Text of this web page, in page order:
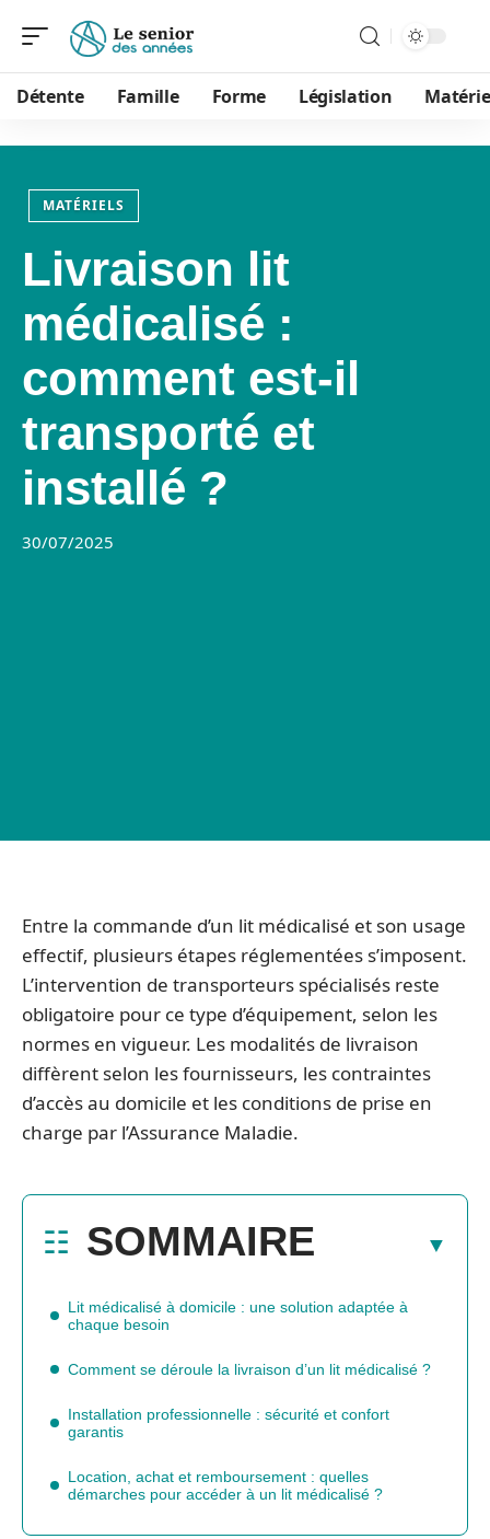
Détente Famille Forme Législation
MATÉRIELS
Livraison lit
médicalisé :
comment est-il
transporté et
installé ?
30/07/2025
Entre la commande d’un lit médicalisé et son usage
effectif, plusieurs étapes réglementées s’imposent.
L’intervention de transporteurs spécialisés reste
obligatoire pour ce type d’équipement, selon les
normes en vigueur. Les modalités de livraison
diffèrent selon les fournisseurs, les contraintes
d’accès au domicile et les conditions de prise en
charge par l’Assurance Maladie.
SOMMAIRE
Lit médicalisé à domicile : une solution adaptée à
chaque besoin
Comment se déroule la livraison d’un lit médicalisé ?
Installation professionnelle : sécurité et confort
garantis
Location, achat et remboursement : quelles
démarches pour accéder à un lit médicalisé ?